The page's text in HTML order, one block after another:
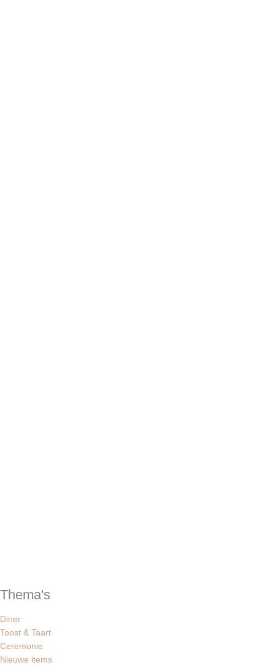
Thema's
Diner
Toost & Taart
Ceremonie
Nieuwe items